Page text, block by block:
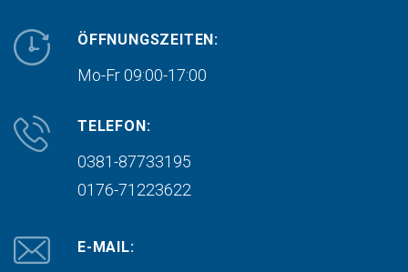
ÖFFNUNGSZEITEN:
Mo-Fr 09:00-17:00
TELEFON:
0381-87733195
0176-71223622
E-MAIL: